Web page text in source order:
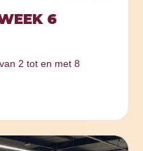
6
2 tot en met 8